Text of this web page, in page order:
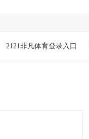
2121非凡体育登录入口